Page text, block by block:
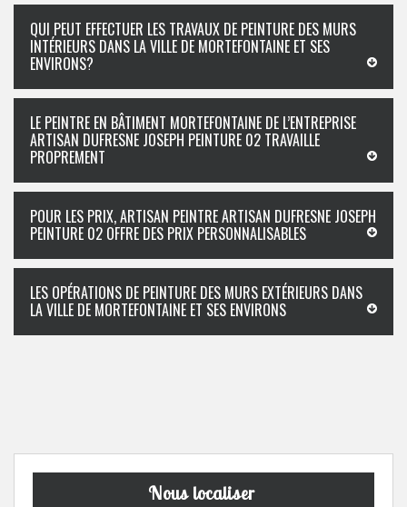
QUI PEUT EFFECTUER LES TRAVAUX DE PEINTURE DES MURS
INTÉRIEURS DANS LA VILLE DE MORTEFONTAINE ET SES
ENVIRONS?
LE PEINTRE EN BÂTIMENT MORTEFONTAINE DE L’ENTREPRISE
ARTISAN DUFRESNE JOSEPH PEINTURE 02 TRAVAILLE
PROPREMENT
POUR LES PRIX, ARTISAN PEINTRE ARTISAN DUFRESNE JOSEPH
PEINTURE 02 OFFRE DES PRIX PERSONNALISABLES
LES OPÉRATIONS DE PEINTURE DES MURS EXTÉRIEURS DANS
LA VILLE DE MORTEFONTAINE ET SES ENVIRONS
Nous localiser